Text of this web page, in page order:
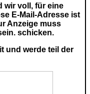
wir voll, für eine
E-Mail-Adresse ist
Anzeige muss
schicken.
und werde teil der